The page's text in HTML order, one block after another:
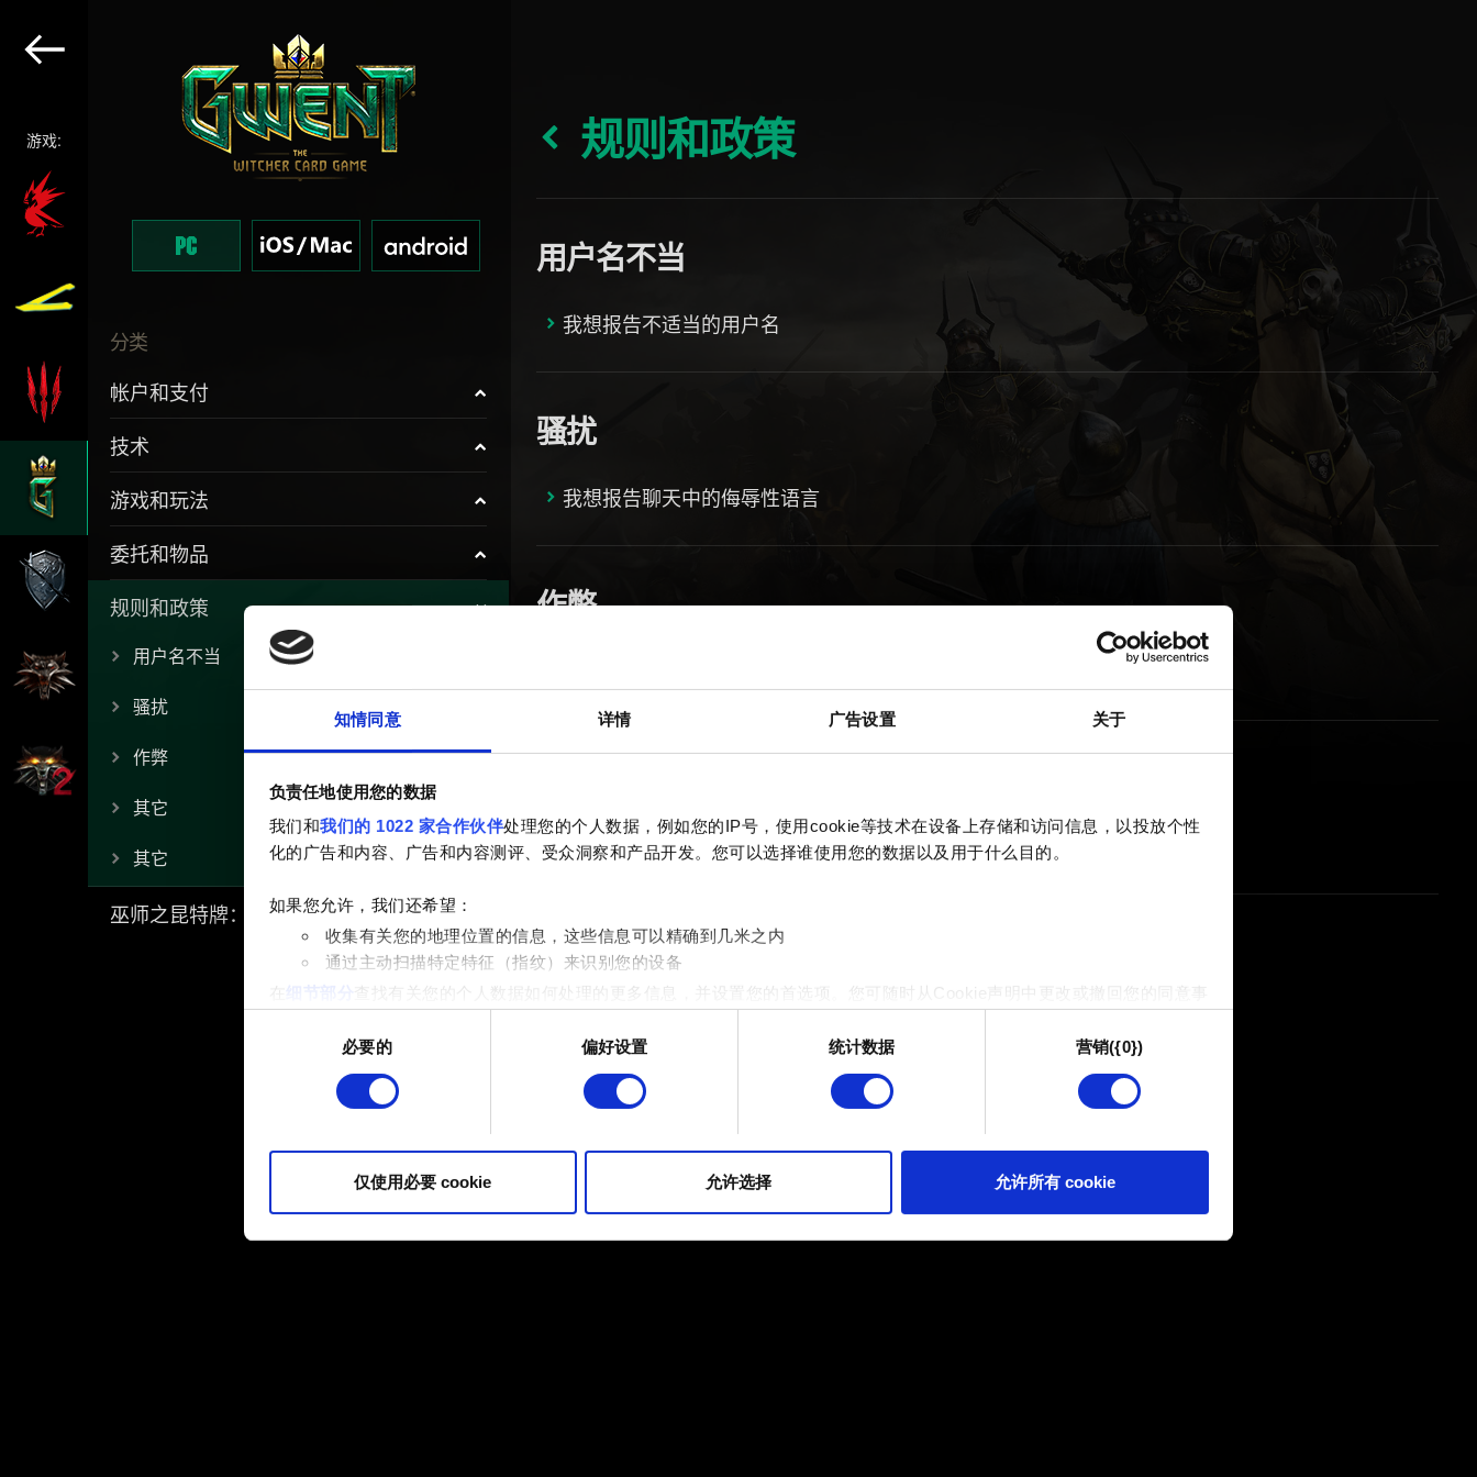
知情同意 详情 广告设置 关于
负责任地使用您的数据
我们和我们的 1022 家合作伙伴处理您的个人数据，例如您的IP号，使用cookie等技术在设备上存储和访问信息，以投放个性
化的广告和内容、广告和内容测评、受众洞察和产品开发。您可以选择谁使用您的数据以及用于什么目的。
如果您允许，我们还希望：
收集有关您的地理位置的信息，这些信息可以精确到几米之内
通过主动扫描特定特征（指纹）来识别您的设备
在
细节部分
查找有关您的个人数据如何处理的更多信息，并设置您的首选项。您可随时从Cookie声明中更改或撤回您的同意事
部分需要使用 Cookies 的是为了让网站功能可用，而另一部分是非强制性的，可以为我们提供技术和内容相关的反馈，以便
网站将更好地服务于您。例如帮助我们在社交媒体上发现您，提供一些您可能会感兴趣的东西，我们偶尔也可能与我们的合作
您可以在下面的"设置"菜单中找到有关我们使用 Cookie 的所有详细信息，并调整您对 Cookie 的偏好。一旦您了解了其中的
必要的 偏好设置 统计数据 营销({0})
仅使用必要 cookie 允许选择 允许所有 cookie
游戏:
分类
帐户和支付
技术
游戏和玩法
委托和物品
规则和政策
用户名不当
骚扰
作弊
其它
其它
巫师之昆特牌：流浪法师
规则和政策
用户名不当
我想报告不适当的用户名
骚扰
我想报告聊天中的侮辱性语言
作弊
《巫师之昆特牌》游戏原声音乐集
其它
《巫师之昆特牌》大师赛规则与条例
《巫师之昆特牌》用户授权协议